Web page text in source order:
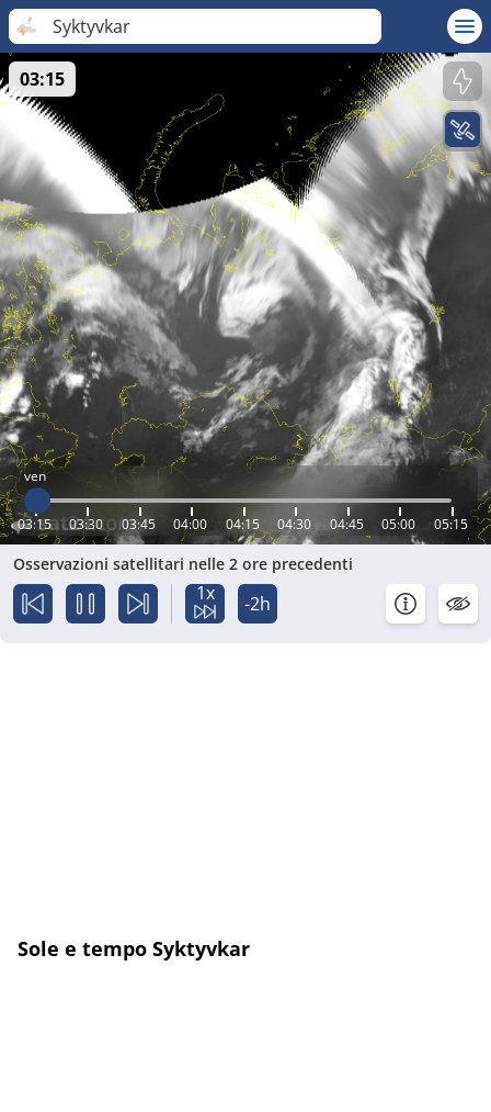
Syktyvkar
ven
03:15 03:30 03:45 04:00 04:15 04:30 04:45 05:00 05:15
03:15
Osservazioni satellitari nelle 2 ore precedenti
1x -2h
Sole e tempo Syktyvkar